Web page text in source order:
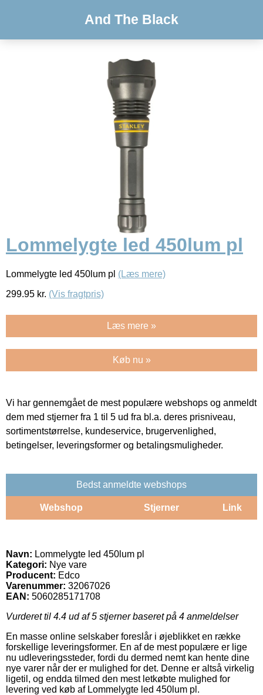
And The Black
Lommelygte led 450lum pl
Lommelygte led 450lum pl (Læs mere)
299.95 kr. (Vis fragtpris)
Læs mere »
Køb nu »
Vi har gennemgået de mest populære webshops og anmeldt
dem med stjerner fra 1 til 5 ud fra bl.a. deres prisniveau,
sortimentstørrelse, kundeservice, brugervenlighed,
betingelser, leveringsformer og betalingsmuligheder.
Bedst anmeldte webshops
Webshop Stjerner Link
Navn: Lommelygte led 450lum pl
Kategori: Nye vare
Producent: Edco
Varenummer: 32067026
EAN: 5060285171708
Vurderet til 4.4 ud af 5 stjerner baseret på 4 anmeldelser
En masse online selskaber foreslår i øjeblikket en række
forskellige leveringsformer. En af de mest populære er lige
nu udleveringssteder, fordi du dermed nemt kan hente dine
nye varer når der er mulighed for det. Denne er altså virkelig
ligetil, og endda tilmed den mest letkøbte mulighed for
levering ved køb af Lommelygte led 450lum pl.